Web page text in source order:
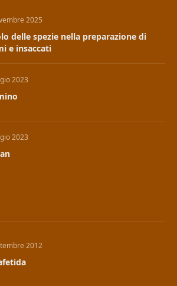
2025
delle spezie nella preparazione di
e insaccati
2023
2023
2012